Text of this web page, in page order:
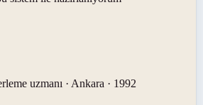
uzmanı · Ankara · 1992